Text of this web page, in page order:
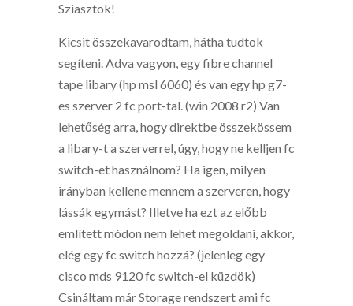
Sziasztok!
Kicsit összekavarodtam, hátha tudtok
segíteni. Adva vagyon, egy fibre channel
tape libary (hp msl 6060) és van egy hp g7-
es szerver 2 fc port-tal. (win 2008 r2) Van
lehetőség arra, hogy direktbe összekössem
a libary-t a szerverrel, úgy, hogy ne kelljen fc
switch-et használnom? Ha igen, milyen
irányban kellene mennem a szerveren, hogy
lássák egymást? Illetve ha ezt az előbb
említett módon nem lehet megoldani, akkor,
elég egy fc switch hozzá? (jelenleg egy
cisco mds 9120 fc switch-el küzdök)
Csináltam már Storage rendszert ami fc